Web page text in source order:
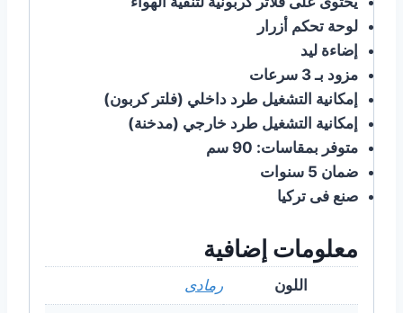
ﻟﻮﺣﺔ تحكم أزرار
إضاءة ليد
ﻣﺰﻭﺩ بـ 3 سرعات
ﺇﻣﻜﺎﻧﻴﺔ ﺍﻟﺘﺸﻐﻴﻞ طرد داخلي (فلتر كربون)
إمكانية التشغيل طرد خارجي (مدخنة)
ﻣﺘﻮﻓﺮ ﺑﻤﻘﺎسات: 90 سم
ضمان 5 سنوات
ﺻﻨﻊ ﻓﻰ ﺗﺮﻛﻴﺎ
معلومات إضافية
اللون رمادى